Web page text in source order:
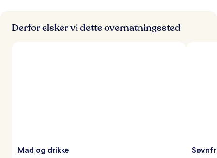
e
Derfor elsker vi dette overnatningssted
Mad og drikke